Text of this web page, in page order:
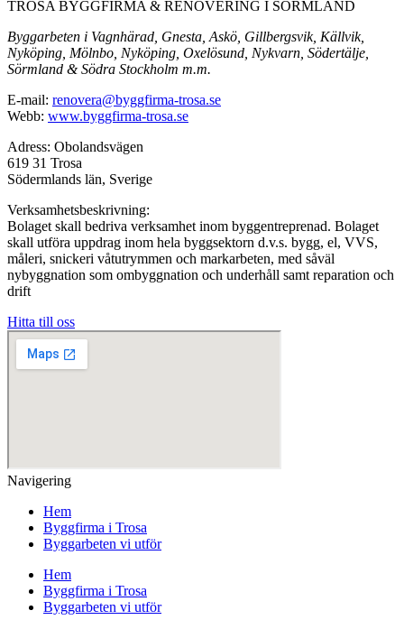
TROSA BYGGFIRMA & RENOVERING I SÖRMLAND
Byggarbeten i Vagnhärad, Gnesta, Askö, Gillbergsvik, Källvik,
Nyköping, Mölnbo, Nyköping, Oxelösund, Nykvarn, Södertälje,
Sörmland & Södra Stockholm m.m.
E-mail: renovera@byggfirma-trosa.se
Webb: www.byggfirma-trosa.se
Adress: Obolandsvägen
619 31 Trosa
Södermlands län, Sverige
Verksamhetsbeskrivning:
Bolaget skall bedriva verksamhet inom byggentreprenad. Bolaget
skall utföra uppdrag inom hela byggsektorn d.v.s. bygg, el, VVS,
måleri, snickeri våtutrymmen och markarbeten, med såväl
nybyggnation som ombyggnation och underhåll samt reparation och
drift
Hitta till oss
Navigering
Hem
Byggfirma i Trosa
Byggarbeten vi utför
Hem
Byggfirma i Trosa
Byggarbeten vi utför